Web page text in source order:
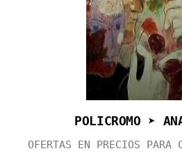
POLICROMO ➤
OFERTAS EN PRECIOS PARA